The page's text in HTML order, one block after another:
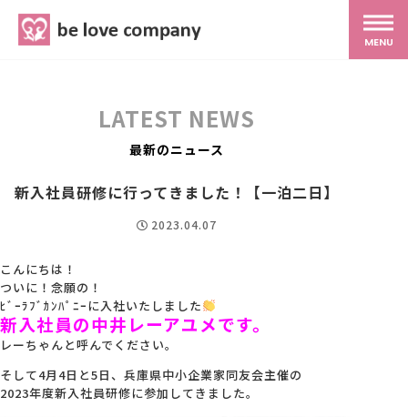
MENU
MG研修
スタッフ紹介
最新ブログ
LATEST NEWS
最新のニュース
新入社員研修に行ってきました！【一泊二日】
2023.04.07
こんにちは！
ついに！念願の！
ﾋﾞｰﾗﾌﾞｶﾝﾊﾟﾆｰに入社いたしました
新入社員の中井レーアユメです。
レーちゃんと呼んでください。
そして4月4日と5日、兵庫県中小企業家同友会主催の
2023年度新入社員研修に参加してきました。